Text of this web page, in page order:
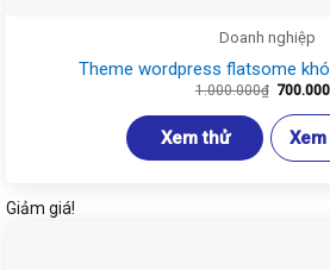
Doanh nghiệp
Theme wordpress flatsome
1.000.000₫ Giá
là:
700.000
Xem thử
Giảm giá!